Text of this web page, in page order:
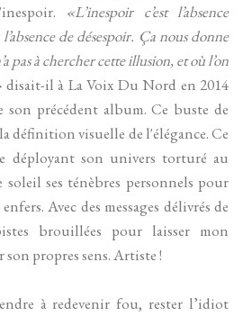
«L’inespoir c’est l’absence
de désespoir. Ça nous donne
pas à chercher cette illusion, et où l’on
disait-il à La Voix Du Nord en 2014
son précédent album. Ce buste de
définition visuelle de l'élégance. Ce
déployant son univers torturé au
ses ténèbres personnels pour
Avec des messages délivrés de
brouillées pour laisser mon
propres sens. Artiste !
à redevenir fou, rester l’idiot